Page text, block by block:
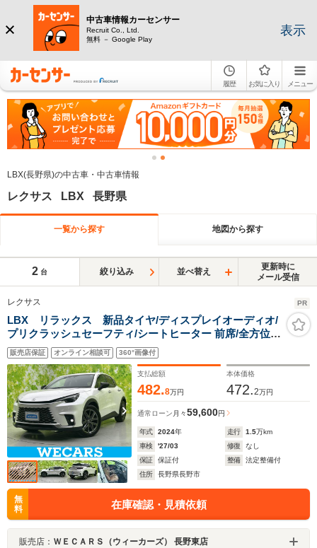
中古車情報カーセンサー
Recruit Co., Ltd.
無料 － Google Play
表示
履歴 お気に入り メニュー
LBX(長野県)の中古車・中古車情報
レクサス LBX 長野県
一覧から探す 地図から探す
2 台 絞り込み 並べ替え
更新時に
メール受信
レクサス PR
LBX リラックス 新品タイヤ/ディスプレイオーディオ/
プリクラッシュセーフティ/シートヒーター 前席/全方位モ
ニター/車線逸脱防止支援システム/シート フルレザー/パ
ーキングアシスト 自動操舵
販売店保証 オンライン相談可 360°画像付
支払総額
482.8万円
本体価格
472.2万円
通常ローン 月々59,600円
年式 2024年 走行 1.5万km
車検
'27/03 修復
なし
保証
保証付 整備
法定整備付
住所
長野県長野市
無
料
在庫確認・見積依頼
販売店： ＷＥＣＡＲＳ（ウィーカーズ） 長野東店